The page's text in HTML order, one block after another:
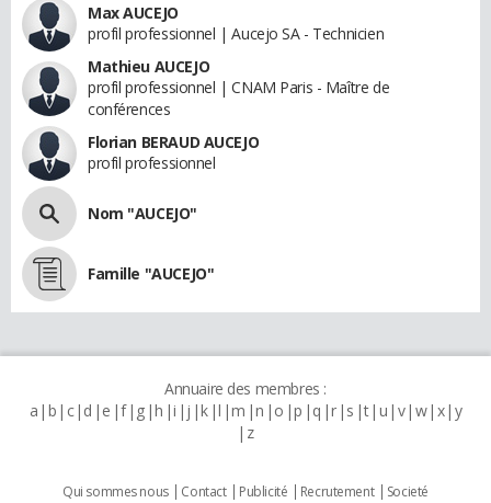
Max AUCEJO
profil professionnel | Aucejo SA - Technicien
Mathieu AUCEJO
profil professionnel | CNAM Paris - Maître de
conférences
Florian BERAUD AUCEJO
profil professionnel
Nom "AUCEJO"
Famille "AUCEJO"
Annuaire des membres :
a b c d e f g h i j k l m n o p q r s t u v w x y
z
Qui sommes nous Contact Publicité Recrutement
Societé